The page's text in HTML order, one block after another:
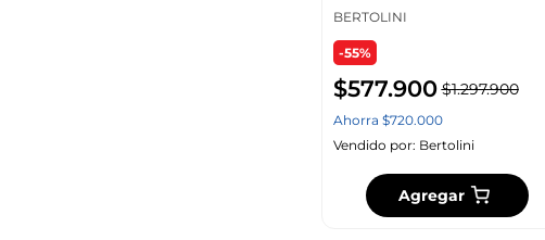
BERTOLINI
-55%
$577.900 $1.297.900
Ahorra $720.000
Vendido por: Bertolini
Agregar